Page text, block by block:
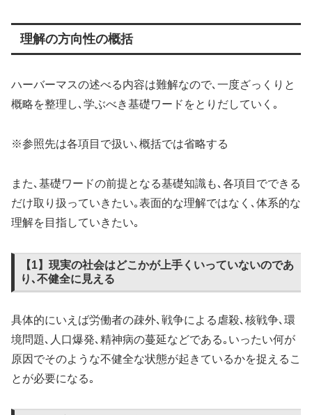
理解の方向性の概括
ハーバーマスの述べる内容は難解なので､一度ざっくりと
概略を整理し､学ぶべき基礎ワードをとりだしていく｡
※参照先は各項目で扱い､概括では省略する
また､基礎ワードの前提となる基礎知識も､各項目でできる
だけ取り扱っていきたい｡表面的な理解ではなく､体系的な
理解を目指していきたい｡
【1】現実の社会はどこかが上手くいっていないのであ
り､不健全に見える
具体的にいえば労働者の疎外､戦争による虐殺､核戦争､環
境問題､人口爆発､精神病の蔓延などである｡いったい何が
原因でそのような不健全な状態が起きているかを捉えるこ
とが必要になる｡